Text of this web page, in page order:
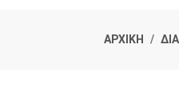
ΑΡΧΙΚΗ